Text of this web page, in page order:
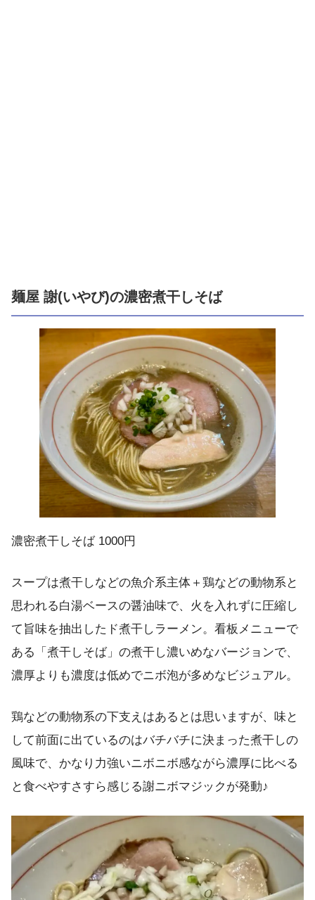
麺屋 謝(いやび)の濃密煮干しそば
濃密煮干しそば 1000円
スープは煮干しなどの魚介系主体＋鶏などの動物系と
思われる白湯ベースの醤油味で、火を入れずに圧縮し
て旨味を抽出したド煮干しラーメン。看板メニューで
ある「煮干しそば」の煮干し濃いめなバージョンで、
濃厚よりも濃度は低めでニボ泡が多めなビジュアル。
鶏などの動物系の下支えはあるとは思いますが、味と
して前面に出ているのはバチバチに決まった煮干しの
風味で、かなり力強いニボニボ感ながら濃厚に比べる
と食べやすさすら感じる謝ニボマジックが発動♪